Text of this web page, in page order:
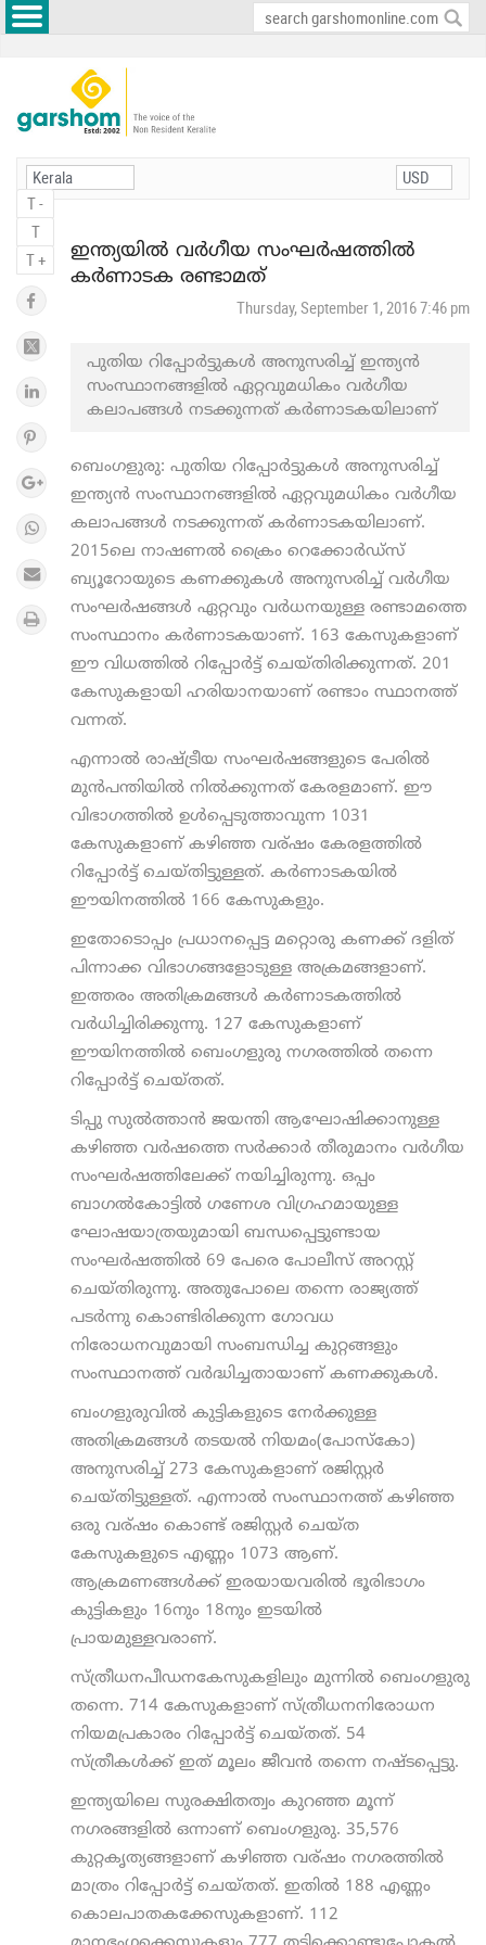
T -
T
T +
ഇന്ത്യയില്‍ വര്‍ഗീയ സംഘര്‍ഷത്തില്‍
കര്‍ണാടക രണ്ടാമത്
Thursday, September 1, 2016 7:46 pm
പുതിയ റിപ്പോര്‍ട്ടുകള്‍ അനുസരിച്ച് ഇന്ത്യന്‍
സംസ്ഥാനങ്ങളില്‍ ഏറ്റവുമധികം വര്‍ഗീയ
കലാപങ്ങള്‍ നടക്കുന്നത് കര്‍ണാടകയിലാണ്
ബെംഗളുരു: പുതിയ റിപ്പോര്‍ട്ടുകള്‍ അനുസരിച്ച്
ഇന്ത്യന്‍ സംസ്ഥാനങ്ങളില്‍ ഏറ്റവുമധികം വര്‍ഗീയ
കലാപങ്ങള്‍ നടക്കുന്നത് കര്‍ണാടകയിലാണ്.
2015ലെ നാഷണല്‍ ക്രൈം റെക്കോര്‍ഡ്സ്
ബ്യൂറോയുടെ കണക്കുകള്‍ അനുസരിച്ച് വര്‍ഗീയ
സംഘര്‍ഷങ്ങള്‍ ഏറ്റവും വര്‍ധനയുള്ള രണ്ടാമത്തെ
സംസ്ഥാനം കര്‍ണാടകയാണ്. 163 കേസുകളാണ്
ഈ വിധത്തില്‍ റിപ്പോര്‍ട്ട് ചെയ്തിരിക്കുന്നത്. 201
കേസുകളായി ഹരിയാനയാണ് രണ്ടാം സ്ഥാനത്ത്
വന്നത്.
എന്നാല്‍ രാഷ്ട്രീയ സംഘര്‍ഷങ്ങളുടെ പേരില്‍
മുന്‍പന്തിയില്‍ നില്‍ക്കുന്നത് കേരളമാണ്. ഈ
വിഭാഗത്തില്‍ ഉള്‍പ്പെടുത്താവുന്ന 1031
കേസുകളാണ് കഴിഞ്ഞ വര്ഷം കേരളത്തില്‍
റിപ്പോര്‍ട്ട് ചെയ്തിട്ടുള്ളത്‌. കര്‍ണാടകയില്‍
ഈയിനത്തില്‍ 166 കേസുകളും.
ഇതോടൊപ്പം പ്രധാനപ്പെട്ട മറ്റൊരു കണക്ക് ദളിത്‌
പിന്നാക്ക വിഭാഗങ്ങളോടുള്ള അക്രമങ്ങളാണ്.
ഇത്തരം അതിക്രമങ്ങള്‍ കര്‍ണാടകത്തില്‍
വര്‍ധിച്ചിരിക്കുന്നു. 127 കേസുകളാണ്
ഈയിനത്തില്‍ ബെംഗളുരു നഗരത്തില്‍ തന്നെ
റിപ്പോര്‍ട്ട് ചെയ്തത്.
ടിപ്പു സുല്‍ത്താന്‍ ജയന്തി ആഘോഷിക്കാനുള്ള
കഴിഞ്ഞ വര്‍ഷത്തെ സര്‍ക്കാര്‍ തീരുമാനം വര്‍ഗീയ
സംഘര്‍ഷത്തിലേക്ക് നയിച്ചിരുന്നു. ഒപ്പം
ബാഗല്‍കോട്ടില്‍ ഗണേശ വിഗ്രഹമായുള്ള
ഘോഷയാത്രയുമായി ബന്ധപ്പെട്ടുണ്ടായ
സംഘര്‍ഷത്തില്‍ 69 പേരെ പോലീസ് അറസ്റ്റ്
ചെയ്തിരുന്നു. അതുപോലെ തന്നെ രാജ്യത്ത്
പടര്‍ന്നു കൊണ്ടിരിക്കുന്ന ഗോവധ
നിരോധനവുമായി സംബന്ധിച്ച കുറ്റങ്ങളും
സംസ്ഥാനത്ത് വര്‍ദ്ധിച്ചതായാണ് കണക്കുകള്‍.
ബംഗളുരുവില്‍ കുട്ടികളുടെ നേര്‍ക്കുള്ള
അതിക്രമങ്ങള്‍ തടയല്‍ നിയമം(പോസ്കോ)
അനുസരിച്ച് 273 കേസുകളാണ് രജിസ്റ്റര്‍
ചെയ്തിട്ടുള്ളത്. എന്നാല്‍ സംസ്ഥാനത്ത് കഴിഞ്ഞ
ഒരു വര്ഷം കൊണ്ട് രജിസ്റ്റര്‍ ചെയ്ത
കേസുകളുടെ എണ്ണം 1073 ആണ്.
ആക്രമണങ്ങള്‍ക്ക് ഇരയായവരില്‍ ഭൂരിഭാഗം
കുട്ടികളും 16നും 18നും ഇടയില്‍
പ്രായമുള്ളവരാണ്.
സ്ത്രീധനപീഡനകേസുകളിലും മുന്നില്‍ ബെംഗളുരു
തന്നെ. 714 കേസുകളാണ് സ്ത്രീധനനിരോധന
നിയമപ്രകാരം റിപ്പോര്‍ട്ട് ചെയ്തത്. 54
സ്ത്രീകള്‍ക്ക് ഇത് മൂലം ജീവന്‍ തന്നെ നഷ്ടപ്പെട്ടു.
ഇന്ത്യയിലെ സുരക്ഷിതത്വം കുറഞ്ഞ മൂന്ന്‍
നഗരങ്ങളില്‍ ഒന്നാണ് ബെംഗളുരു. 35,576
കുറ്റകൃത്യങ്ങളാണ് കഴിഞ്ഞ വര്ഷം നഗരത്തില്‍
മാത്രം റിപ്പോര്‍ട്ട് ചെയ്തത്. ഇതില്‍ 188 എണ്ണം
കൊലപാതകക്കേസുകളാണ്. 112